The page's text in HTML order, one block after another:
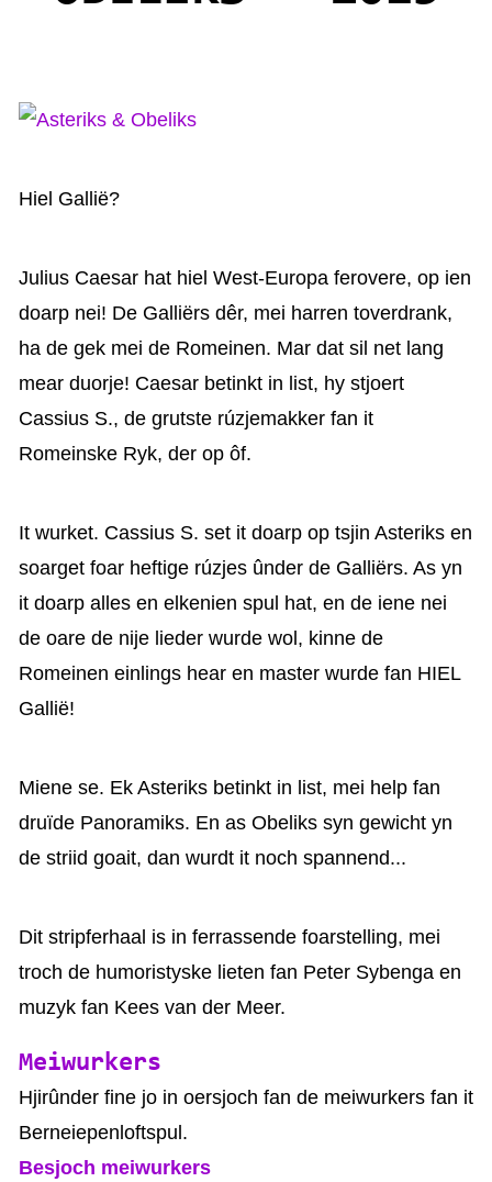
GASTEBOEK
Hiel Gallië?
Julius Caesar hat hiel West-Europa ferovere, op ien
doarp nei! De Galliërs dêr, mei harren toverdrank,
ha de gek mei de Romeinen. Mar dat sil net lang
mear duorje! Caesar betinkt in list, hy stjoert
Cassius S., de grutste rúzjemakker fan it
Romeinske Ryk, der op ôf.
It wurket. Cassius S. set it doarp op tsjin Asteriks en
soarget foar heftige rúzjes ûnder de Galliërs. As yn
it doarp alles en elkenien spul hat, en de iene nei
de oare de nije lieder wurde wol, kinne de
Romeinen einlings hear en master wurde fan HIEL
Gallië!
Miene se. Ek Asteriks betinkt in list, mei help fan
druïde Panoramiks. En as Obeliks syn gewicht yn
de striid goait, dan wurdt it noch spannend...
Dit stripferhaal is in ferrassende foarstelling, mei
troch de humoristyske lieten fan Peter Sybenga en
muzyk fan Kees van der Meer.
Meiwurkers
Hjirûnder fine jo in oersjoch fan de meiwurkers fan it
Berneiepenloftspul.
Besjoch meiwurkers